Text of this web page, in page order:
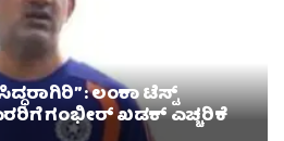
: ಲಂಕಾ ಟೆಸ್ಟ್
ಗಂಭೀರ್ ಖಡಕ್ ಎಚ್ಚರಿಕೆ